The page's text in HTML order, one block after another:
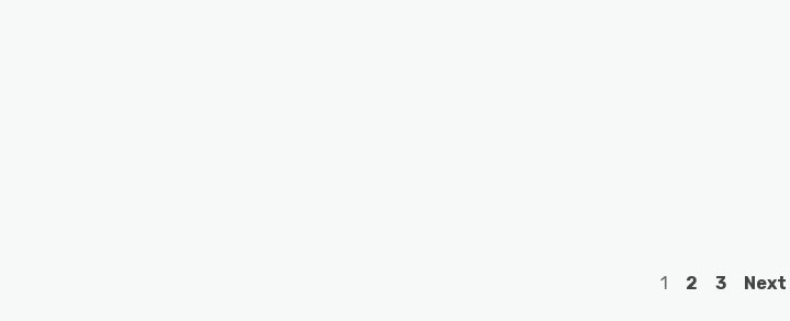
1 2 3 Next